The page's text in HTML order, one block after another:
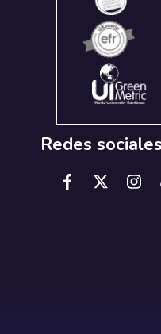
Redes sociales